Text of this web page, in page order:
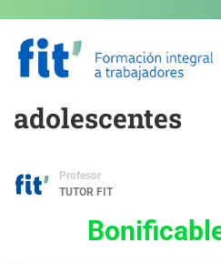
Uso y abuso de
tecnologías en
adolescentes
Profesor
TUTOR FIT